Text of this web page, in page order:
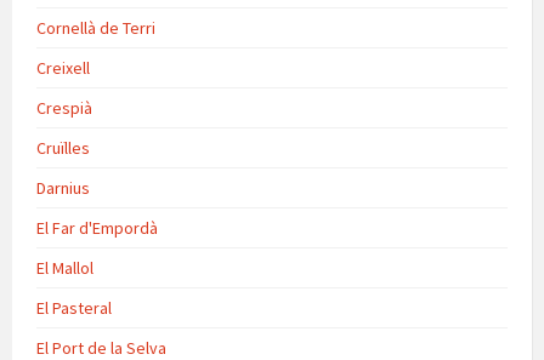
Cornellà de Terri
Creixell
Crespià
Cruïlles
Darnius
El Far d'Empordà
El Mallol
El Pasteral
El Port de la Selva